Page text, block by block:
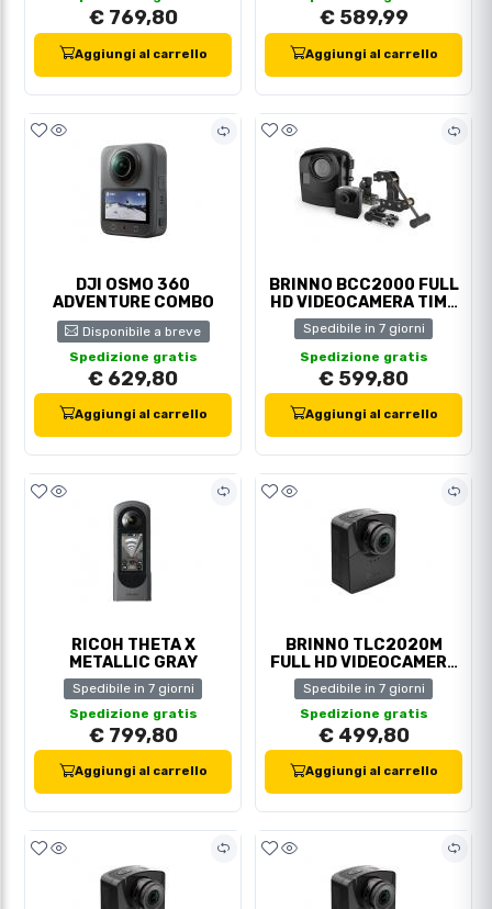
€ 769,80
Aggiungi al carrello
€ 589,99
Aggiungi al carrello
DJI OSMO 360
ADVENTURE COMBO
Disponibile a breve
Spedizione gratis
€ 629,80
Aggiungi al carrello
BRINNO BCC2000 FULL
HD VIDEOCAMERA TIME
LAPS
Spedibile in 7 giorni
Spedizione gratis
€ 599,80
Aggiungi al carrello
RICOH THETA X
METALLIC GRAY
Spedibile in 7 giorni
Spedizione gratis
€ 799,80
Aggiungi al carrello
BRINNO TLC2020M
FULL HD VIDEOCAMERA
TIME LAPS KIT
Spedibile in 7 giorni
Spedizione gratis
€ 499,80
Aggiungi al carrello